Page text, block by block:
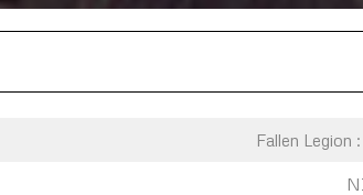
Fallen Legion